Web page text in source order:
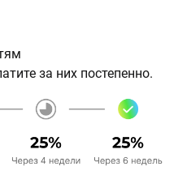
за них постепенно.